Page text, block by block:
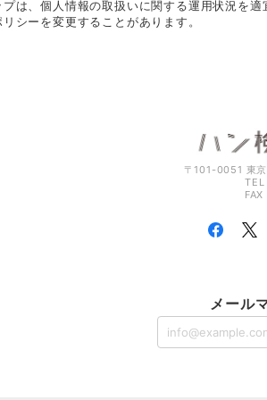
プは、個人情報の取扱いに関する運用状況を
シーを変更することがあります。
〒101-0051 東
メール